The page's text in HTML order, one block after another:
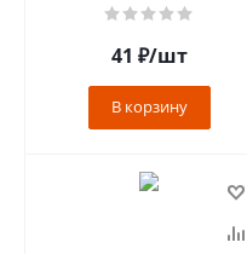
41 ₽/шт
В корзину